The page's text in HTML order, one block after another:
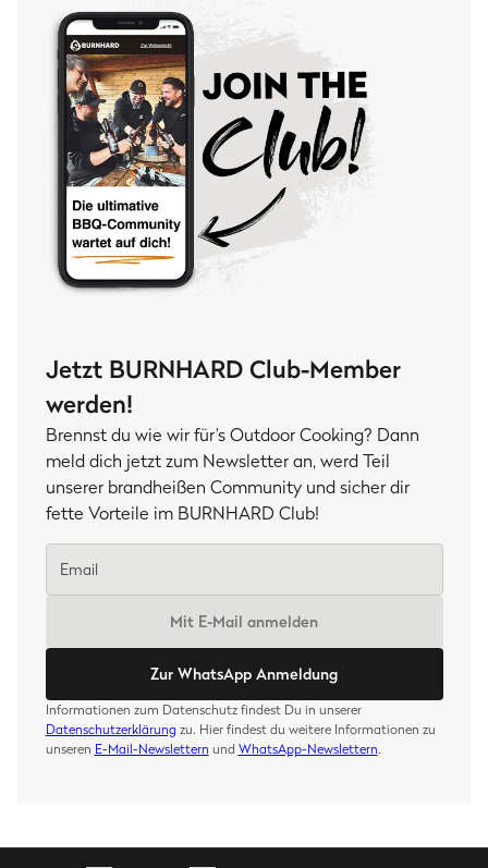
Jetzt BURNHARD Club-Member
werden!
Brennst du wie wir für’s Outdoor Cooking? Dann
meld dich jetzt zum Newsletter an, werd Teil
unserer brandheißen Community und sicher dir
fette Vorteile im BURNHARD Club!
Mit E-Mail anmelden
Zur WhatsApp Anmeldung
Informationen zum Datenschutz findest Du in unserer
Datenschutzerklärung zu. Hier findest du weitere Informationen zu
unseren E-Mail-Newslettern und WhatsApp-Newslettern.